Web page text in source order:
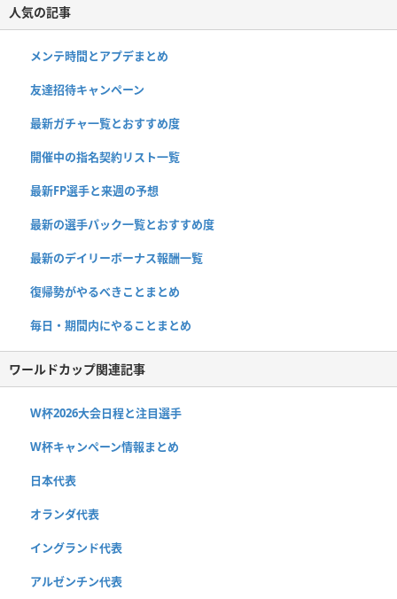
人気の記事
メンテ時間とアプデまとめ
友達招待キャンペーン
最新ガチャ一覧とおすすめ度
開催中の指名契約リスト一覧
最新FP選手と来週の予想
最新の選手パック一覧とおすすめ度
最新のデイリーボーナス報酬一覧
復帰勢がやるべきことまとめ
毎日・期間内にやることまとめ
ワールドカップ関連記事
W杯2026大会日程と注目選手
W杯キャンペーン情報まとめ
日本代表
オランダ代表
イングランド代表
アルゼンチン代表